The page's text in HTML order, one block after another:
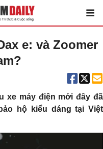
e: và Zoomer
xe máy điện mới đây đã
hộ kiểu dáng tại Việt